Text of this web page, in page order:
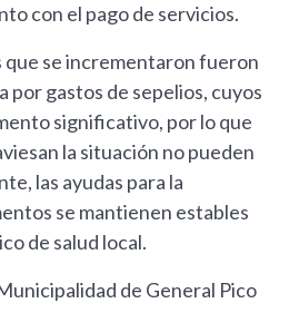
con el pago de servicios.
que se incrementaron fueron
por gastos de sepelios, cuyos
significativo, por lo que
la situación no pueden
las ayudas para la
se mantienen estables
de salud local.
de General Pico